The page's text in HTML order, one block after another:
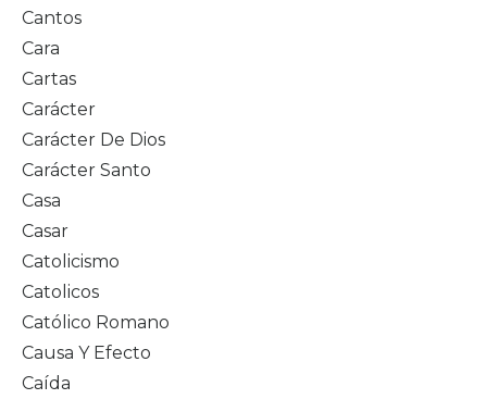
Cantos
Cara
Cartas
Carácter
Carácter De Dios
Carácter Santo
Casa
Casar
Catolicismo
Catolicos
Católico Romano
Causa Y Efecto
Caída